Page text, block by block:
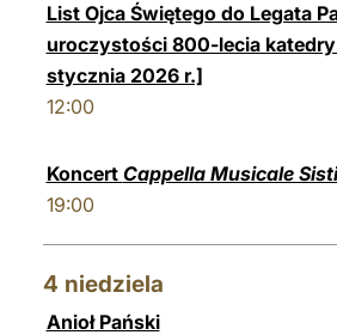
List Ojca Świętego do Legata
uroczystości 800-lecia katedry
stycznia 2026 r.]
12:00
Koncert Cappella Musicale
19:00
4 niedziela
Anioł Pański